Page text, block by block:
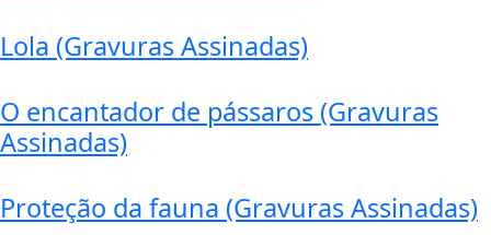
Lola (Gravuras Assinadas)
O encantador de pássaros (Gravuras
Assinadas)
Proteção da fauna (Gravuras Assinadas)